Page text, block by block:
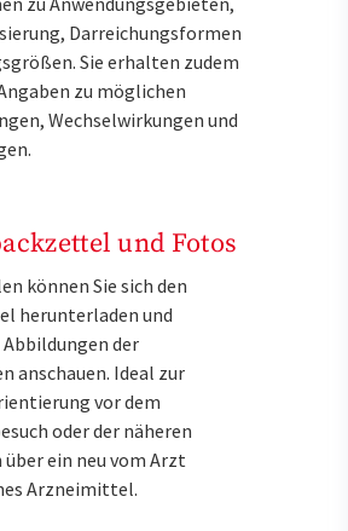
Darreichungsformen
Sie erhalten zudem
zu möglichen
Wechselwirkungen und
und Fotos
können Sie sich den
herunterladen und
der
anschauen. Ideal zur
vor dem
oder der näheren
ein neu vom Arzt
Arzneimittel.